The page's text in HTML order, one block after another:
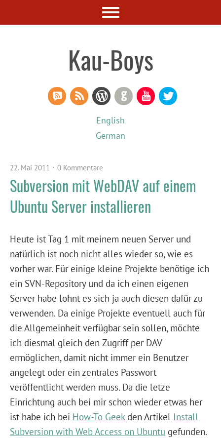
Kau-Boys
YouTube
GitHub
WordPress
RSS Feed
RSS Comments
English
German
22. Mai 2011 0 Kommentare
Subversion mit WebDAV auf einem
Ubuntu Server installieren
Heute ist Tag 1 mit meinem neuen Server und
natürlich ist noch nicht alles wieder so, wie es
vorher war. Für einige kleine Projekte benötige ich
ein SVN-Repository und da ich einen eigenen
Server habe lohnt es sich ja auch diesen dafür zu
verwenden. Da einige Projekte eventuell auch für
die Allgemeinheit verfügbar sein sollen, möchte
ich diesmal gleich den Zugriff per DAV
ermöglichen, damit nicht immer ein Benutzer
angelegt oder ein zentrales Passwort
veröffentlicht werden muss. Da die letze
Einrichtung auch bei mir schon wieder etwas her
ist habe ich bei How-To Geekden Artikel Install
Subversion with Web Access on Ubuntu gefunden.